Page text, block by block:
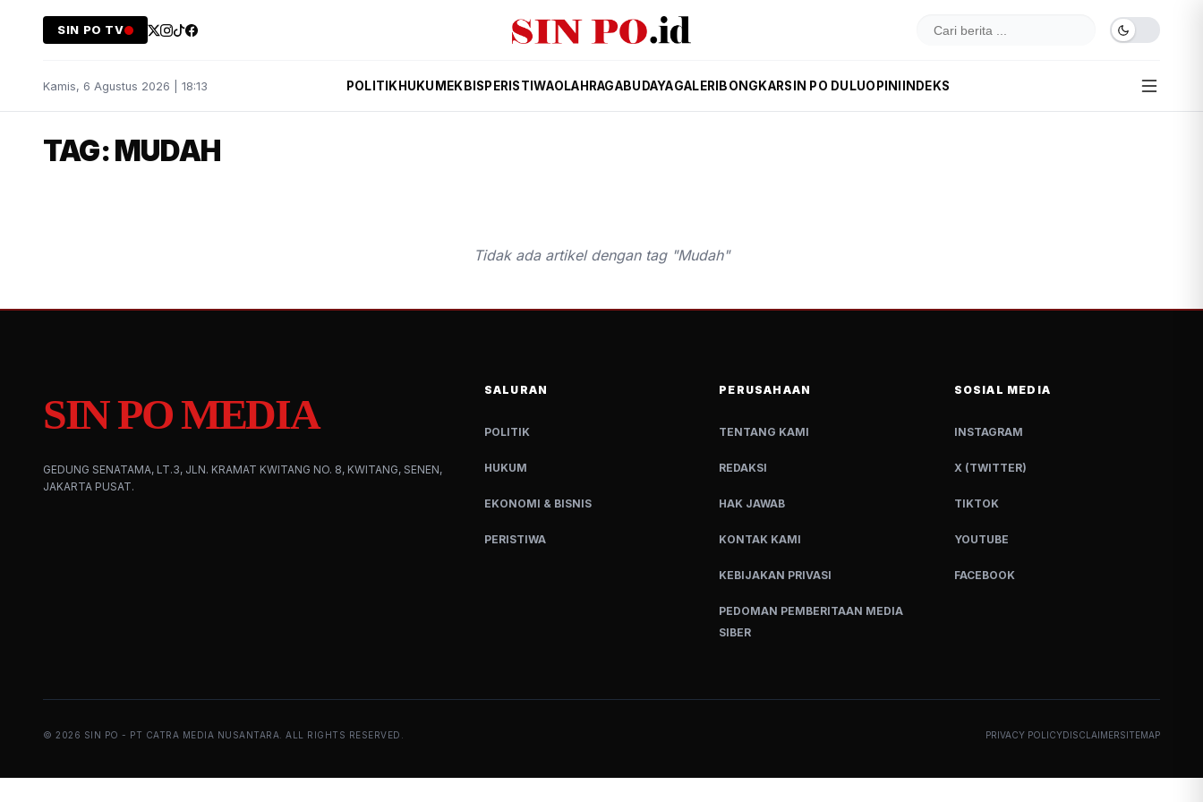
SIN PO TV
Kamis, 6 Agustus 2026 | 18:13 POLITIK HUKUM EKBIS PERISTIWAOLAHRAGABUDAYAGALERI BONGKARSIN PO DULUOPINI INDEKS
TAG: MUDAH
Tidak ada artikel dengan tag "Mudah"
SIN PO MEDIA
GEDUNG SENATAMA, LT.3, JLN. KRAMAT KWITANG NO. 8, KWITANG, SENEN,
JAKARTA PUSAT.
SALURAN
POLITIK
HUKUM
EKONOMI & BISNIS
PERISTIWA
PERUSAHAAN
TENTANG KAMI
REDAKSI
HAK JAWAB
KONTAK KAMI
KEBIJAKAN PRIVASI
PEDOMAN PEMBERITAAN MEDIA
SIBER
SOSIAL MEDIA
INSTAGRAM
X (TWITTER)
TIKTOK
YOUTUBE
FACEBOOK
© 2026 SIN PO - PT CATRA MEDIA NUSANTARA. ALL RIGHTS RESERVED. PRIVACY POLICYDISCLAIMERSITEMAP